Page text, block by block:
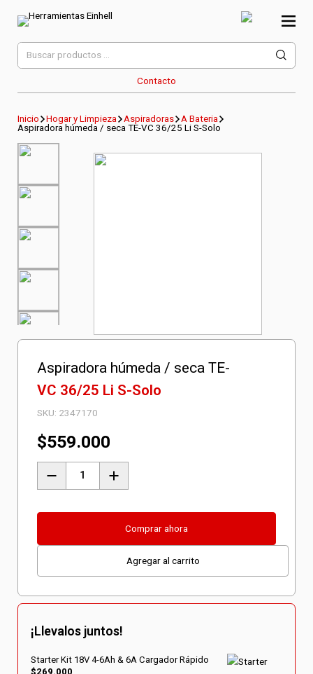
Herramientas Einhell
Distribuidor Oficial
Contacto
Buscar
por:
Inicio Hogar y Limpieza Aspiradoras
A Bateria
Aspiradora húmeda / seca TE-VC 36/25 Li S-Solo
Aspiradora húmeda / seca TE-
VC 36/25 Li S-Solo
SKU: 2347170
$559.000
Aspiradora
húmeda
TE-
Li
cantidad
Comprar ahora
Agregar al carrito
¡Llevalos juntos!
Starter Kit 18V 4-6Ah & 6A Cargador Rápido
$269.000